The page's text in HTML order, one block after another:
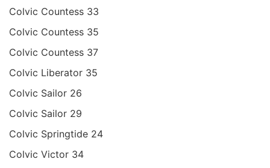
Colvic Countess 33
Colvic Countess 35
Colvic Countess 37
Colvic Liberator 35
Colvic Sailor 26
Colvic Sailor 29
Colvic Springtide 24
Colvic Victor 34